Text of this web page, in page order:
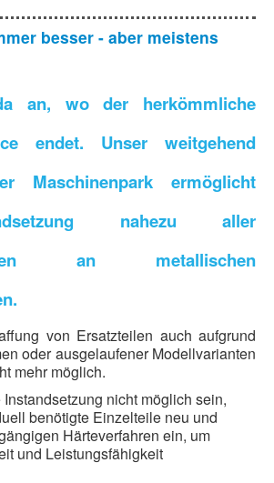
besser - aber meis­tens
an, wo der herkömmliche
endet. Unser weitgehend
Maschinenpark ermöglicht
nahezu aller
an metallischen
von Ersatzteilen auch aufgrund
oder ausgelaufener Modellvarianten
mehr möglich.
nicht möglich sein,
benötigte Einzelteile neu und
Härteverfahren ein, um
und Leistungsfähigkeit